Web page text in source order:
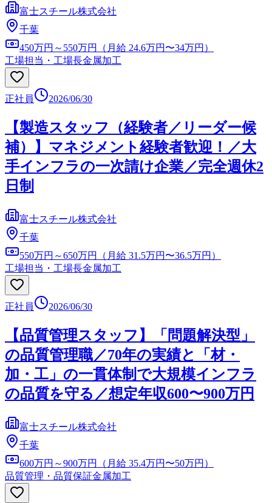
富士スチール株式会社
千葉
450万円～550万円（月給 24.6万円〜34万円）
工場担当・工場長金属加工
正社員 2026/06/30
【製造スタッフ（経験者／リーダー候
補）】マネジメント経験者歓迎！／大
手インフラの一次請け企業／完全週休2
日制
富士スチール株式会社
千葉
550万円～650万円（月給 31.5万円〜36.5万円）
工場担当・工場長金属加工
正社員 2026/06/30
【品質管理スタッフ】「問題解決型」
の品質管理職／70年の実績と「材・
加・工」の一貫体制で大規模インフラ
の品質を守る／想定年収600〜900万円
富士スチール株式会社
千葉
600万円～900万円（月給 35.4万円〜50万円）
品質管理・品質保証金属加工